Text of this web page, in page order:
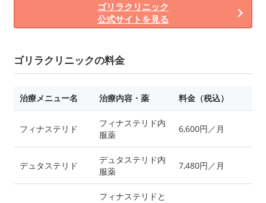
ゴリラクリニック
公式サイトを見る
ゴリラクリニックの料金
治療メニュー名 治療内容・薬 料金（税込）
フィナステリド
フィナステリド内
服薬
6,600円／月
デュタステリド
デュタステリド内
服薬
7,480円／月
フィナステリドと